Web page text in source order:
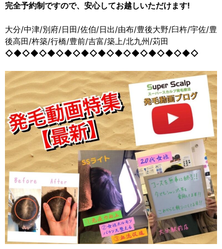
完全予約制ですので、安心してお越しいただけます!
大分/中津/別府/日田/佐伯/日出/由布/豊後大野/臼杵/宇佐/豊
後高田/杵築/行橋/豊前/吉富/築上/北九州/苅田
◇◆◇◆◇◆◇◆◇◆◇◆◇◆◇◆◇◆◇◆◇◆◇